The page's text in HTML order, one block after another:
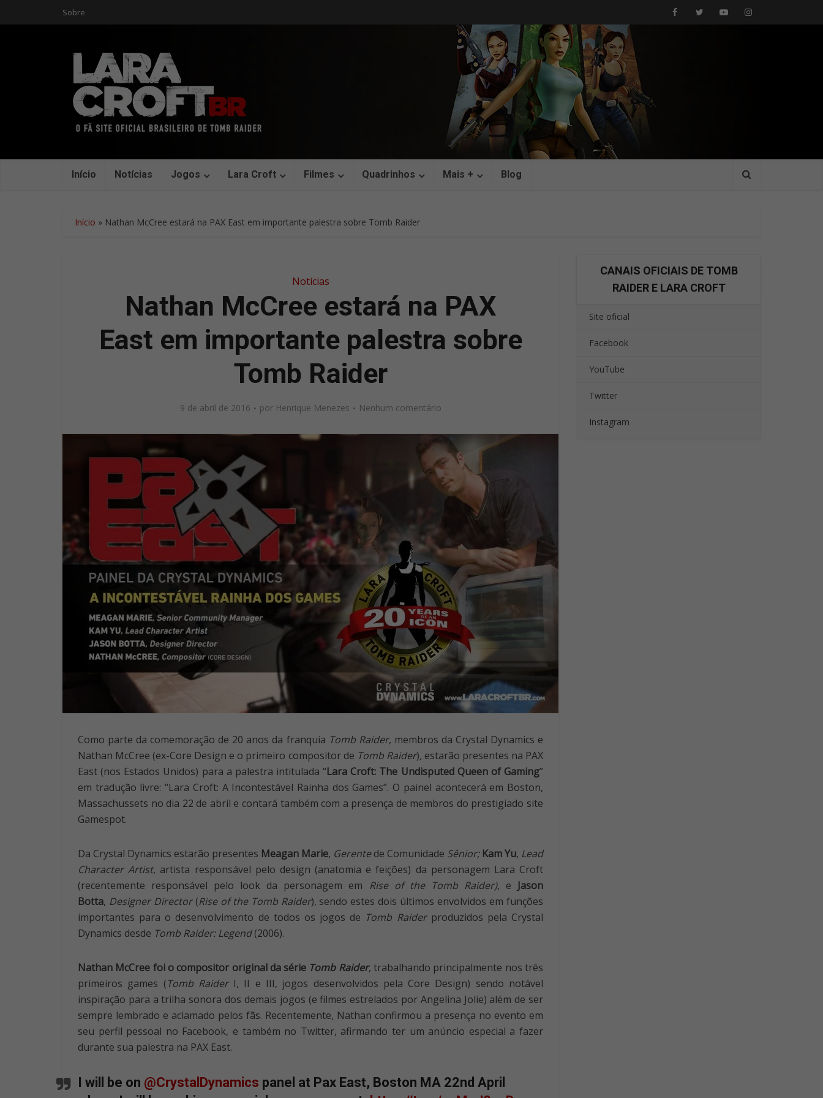
Sobre
Início Notícias Jogos Lara Croft Filmes Quadrinhos Mais + Blog
Início » Nathan McCree estará na PAX East em importante palestra sobre Tomb Raider
Notícias
Nathan McCree estará na PAX
East em importante palestra sobre
Tomb Raider
9 de abril de 2016 por Henrique Menezes Nenhum comentário
Como parte da comemoração de 20 anos da franquia Tomb Raider, membros da Crystal Dynamics e
Nathan McCree (ex-Core Design e o primeiro compositor de Tomb Raider), estarão presentes na PAX
East (nos Estados Unidos) para a palestra intitulada “Lara Croft: The Undisputed Queen of Gaming”
em tradução livre: “Lara Croft: A Incontestável Rainha dos Games”. O painel acontecerá em Boston,
Massachussets no dia 22 de abril e contará também com a presença de membros do prestigiado site
Gamespot.
Da Crystal Dynamics estarão presentes Meagan Marie, Gerentede Comunidade Sênior; Kam Yu, Lead
Character Artist, artista responsável pelo design (anatomia e feições) da personagem Lara Croft
(recentemente responsável pelo look da personagem em Rise of the Tomb Raider), e Jason
Botta, Designer Director (Rise of the Tomb Raider), sendo estes dois últimos envolvidos em funções
importantes para o desenvolvimento de todos os jogos de Tomb Raiderproduzidos pela Crystal
Dynamics desde Tomb Raider: Legend(2006).
Nathan McCree foi o compositor original da série Tomb Raider, trabalhando principalmente nos três
primeiros games (Tomb Raider I, II e III, jogos desenvolvidos pela Core Design) sendo notável
inspiração para a trilha sonora dos demais jogos (e filmes estrelados por Angelina Jolie) além de ser
sempre lembrado e aclamado pelos fãs. Recentemente, Nathan confirmou a presença no evento em
seu perfil pessoal no Facebook, e também no Twitter, afirmando ter um anúncio especial a fazer
durante sua palestra na PAX East.
I will be on @CrystalDynamics panel at Pax East, Boston MA 22nd April
CANAIS OFICIAIS DE TOMB
RAIDER E LARA CROFT
Site oficial
Facebook
YouTube
Twitter
Instagram